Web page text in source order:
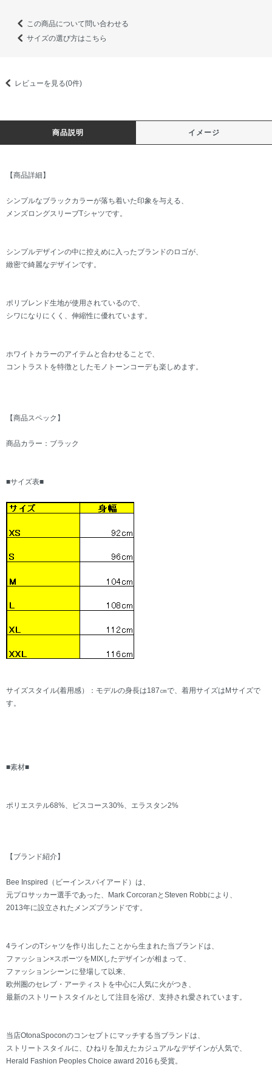
この商品について問い合わせる
サイズの選び方はこちら
レビューを見る(0件)
商品説明 イメージ
【商品詳細】
シンプルなブラックカラーが落ち着いた印象を与える、
メンズロングスリーブTシャツです。
シンプルデザインの中に控えめに入ったブランドのロゴが、
緻密で綺麗なデザインです。
ポリブレンド生地が使用されているので、
シワになりにくく、伸縮性に優れています。
ホワイトカラーのアイテムと合わせることで、
コントラストを特徴としたモノトーンコーデも楽しめます。
【商品スペック】
商品カラー：ブラック
■サイズ表■
サイズスタイル(着用感）：モデルの身長は187㎝で、着用サイズはMサイズで
す。
■素材■
ポリエステル68%、ビスコース30%、エラスタン2%
【ブランド紹介】
Bee Inspired（ビーインスパイアード）は、
元プロサッカー選手であった、Mark CorcoranとSteven Robbにより、
2013年に設立されたメンズブランドです。
4ラインのTシャツを作り出したことから生まれた当ブランドは、
ファッション×スポーツをMIXしたデザインが相まって、
ファッションシーンに登場して以来、
欧州圏のセレブ・アーティストを中心に人気に火がつき、
最新のストリートスタイルとして注目を浴び、支持され愛されています。
当店OtonaSpoconのコンセプトにマッチする当ブランドは、
ストリートスタイルに、ひねりを加えたカジュアルなデザインが人気で、
Herald Fashion Peoples Choice award 2016も受賞。